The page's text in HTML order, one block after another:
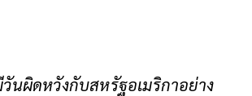
นผิดหวังกับสหรัฐอเมริกาอย่าง